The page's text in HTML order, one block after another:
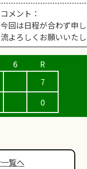
コメント：
今回は日程が合わず申
流よろしくお願いいた
7
0
覧へ